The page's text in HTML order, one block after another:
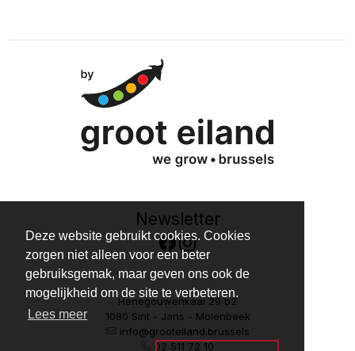
Deze website gebruikt cookies. Cookies
zorgen niet alleen voor een beter
gebruiksgemak, maar geven ons ook de
mogelijkheid om de site te verbeteren.
Lees meer
Newsletter
Henegouwenkaai 29 b2
1080 Sint - Jans - Molenbeek
info@grooteiland.brussels
02 511 72 10